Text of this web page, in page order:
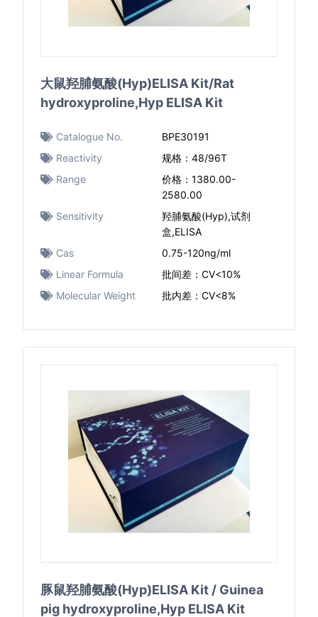
大鼠羟脯氨酸(Hyp)ELISA Kit/Rat
hydroxyproline,Hyp ELISA Kit
Catalogue No.
BPE30191
Reactivity
规格：48/96T
Range
价格：1380.00-
2580.00
Sensitivity
羟脯氨酸(Hyp),试剂
盒,ELISA
Cas
0.75-120ng/ml
Linear Formula
批间差：CV<10%
Molecular Weight
批内差：CV<8%
豚鼠羟脯氨酸(Hyp)ELISA Kit / Guinea
pig hydroxyproline,Hyp ELISA Kit